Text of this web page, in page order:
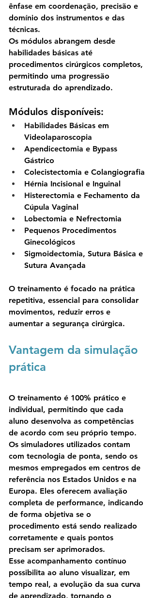
ênfase em coordenação, precisão e
domínio dos instrumentos e das
técnicas.
Os módulos abrangem desde
habilidades básicas até
procedimentos cirúrgicos completos,
permitindo uma progressão
estruturada do aprendizado.
Módulos disponíveis:
Habilidades Básicas em
Videolaparoscopia
Apendicectomia e Bypass
Gástrico
Colecistectomia e Colangiografia
Hérnia Incisional e Inguinal
Histerectomia e Fechamento da
Cúpula Vaginal
Lobectomia e Nefrectomia
Pequenos Procedimentos
Ginecológicos
Sigmoidectomia, Sutura Básica e
Sutura Avançada
O treinamento é focado na prática
repetitiva, essencial para consolidar
movimentos, reduzir erros e
aumentar a segurança cirúrgica.
Vantagem da simulação
prática
O treinamento é 100% prático e
individual, permitindo que cada
aluno desenvolva as competências
de acordo com seu próprio tempo.
Os simuladores utilizados contam
com tecnologia de ponta, sendo os
mesmos empregados em centros de
referência nos Estados Unidos e na
Europa. Eles oferecem avaliação
completa de performance, indicando
de forma objetiva se o
procedimento está sendo realizado
corretamente e quais pontos
precisam ser aprimorados.
Esse acompanhamento contínuo
possibilita ao aluno visualizar, em
tempo real, a evolução da sua curva
de aprendizado, tornando o